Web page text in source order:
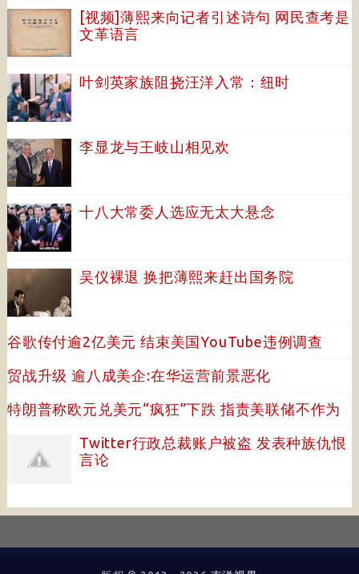
[视频]薄熙来向记者引述诗句 网民查考是
文革语言
叶剑英家族阻挠汪洋入常：纽时
李显龙与王岐山相见欢
十八大常委人选应无太大悬念
吴仪裸退 换把薄熙来赶出国务院
谷歌传付逾2亿美元 结束美国YouTube违例调查
贸战升级 逾八成美企:在华运营前景恶化
特朗普称欧元兑美元“疯狂”下跌 指责美联储不作为
Twitter行政总裁账户被盗 发表种族仇恨
言论